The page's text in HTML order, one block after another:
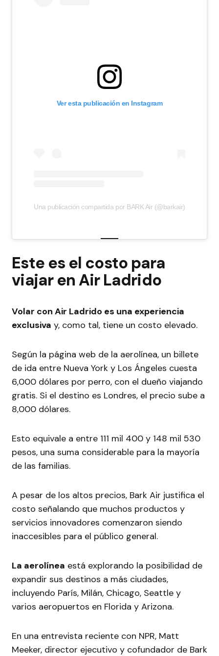
Ver esta publicación en Instagram
Una publicación compartida por BARK Air (@barkair)
Este es el costo para
viajar en Air Ladrido
Volar con Air Ladrido es una experiencia
exclusiva y, como tal, tiene un costo elevado.
Según la página web de la aerolínea, un billete
de ida entre Nueva York y Los Ángeles cuesta
6,000 dólares por perro, con el dueño viajando
gratis. Si el destino es Londres, el precio sube a
8,000 dólares.
Esto equivale a entre 111 mil 400 y 148 mil 530
pesos, una suma considerable para la mayoría
de las familias.
A pesar de los altos precios, Bark Air justifica el
costo señalando que muchos productos y
servicios innovadores comenzaron siendo
inaccesibles para el público general.
La aerolínea está explorando la posibilidad de
expandir sus destinos a más ciudades,
incluyendo París, Milán, Chicago, Seattle y
varios aeropuertos en Florida y Arizona.
En una entrevista reciente con NPR, Matt
Meeker, director ejecutivo y cofundador de Bark